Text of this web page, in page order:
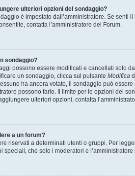
ulteriori opzioni del sondaggio?
è impostato dall’amministratore. Se senti
contatta l’amministratore del Forum.
sondaggio?
possono essere modificati e cancellati solo
un sondaggio, clicca sul pulsante Modifica
ha ancora votato, il sondaggio può
possono farlo. Il limite per le opzioni del
ulteriori opzioni, contatta
a un forum?
riservati a determinati utenti o gruppi. Per
speciali, che solo i moderatori e